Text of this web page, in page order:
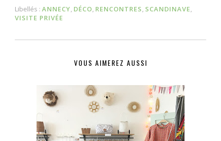
Libellés : ANNECY, DÉCO, RENCONTRES, SCANDINAVE,
VISITE PRIVÉE
VOUS AIMEREZ AUSSI